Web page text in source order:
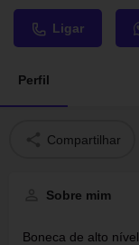
Ligar
Perfil
Compartilhar
Sobre mim
Boneca de alto